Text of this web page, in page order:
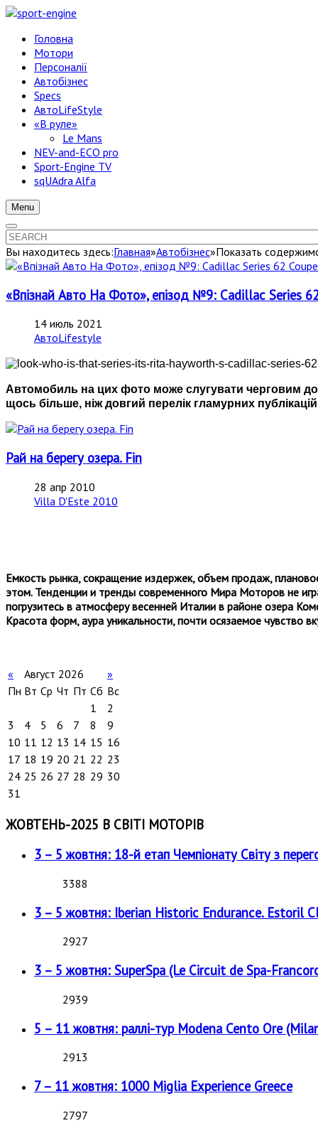
Головна
Мотори
Персоналії
Автобізнес
Specs
АвтоLifeStyle
«В руле»
Le Mans
NEV-and-ECO pro
Sport-Engine TV
sqUAdra Alfa
Menu
Вы находитесь здесь:Главная»Автобізнес»Показать
«Впізнай Авто На Фото», епізод №9: Cadillac Series
14 июль 2021
АвтоLifestyle
Автомобиль на цих фото може слугувати черговим
щось більше, ніж довгий перелік гламурних
Рай на берегу озера. Fin
28 апр 2010
Villa D'Este 2010
Емкость рынка, сокращение издержек, объем продаж,
этом. Тенденции и тренды современного Мира Моторов не
погрузитесь в атмосферу весенней Италии в районе озера
Красота форм, аура уникальности, почти осязаемое чувство
« Август 2026
»
Пн Вт Ср Чт Пт Сб Вс
1
2
3
4 5 6 7 8
9
10 11 12 13 14 15 16
17 18 19 20 21 22 23
24 25 26 27 28 29 30
31
ЖОВТЕНЬ-2025 В СВІТІ МОТОРІВ
3 – 5 жовтня: 18-й етап Чемпіонату Світу з
3388
3 – 5 жовтня: Iberian Historic Endurance. Estoril
2927
3 – 5 жовтня: SuperSpa (Le Circuit de Spa-
2939
5 – 11 жовтня: раллі-тур Modena Cento Ore
2913
7 – 11 жовтня: 1000 Miglia Experience Greece
2797